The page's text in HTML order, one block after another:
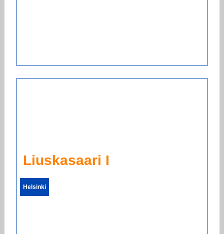
Liuskasaari I
Helsinki